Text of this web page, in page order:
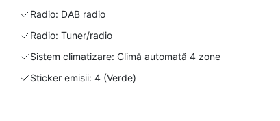
Radio: DAB radio
Radio: Tuner/radio
Sistem climatizare: Climă automată 4 zone
Sticker emisii: 4 (Verde)